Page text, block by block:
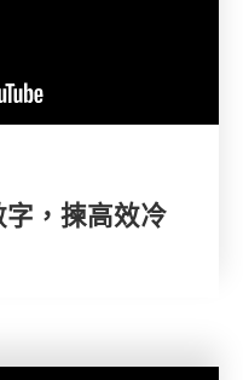
字，揀高效冷